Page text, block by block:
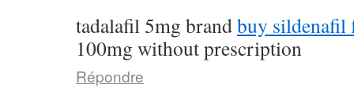
tadalafil 5mg brandbuy sildenafil
100mg without prescription
Répondre